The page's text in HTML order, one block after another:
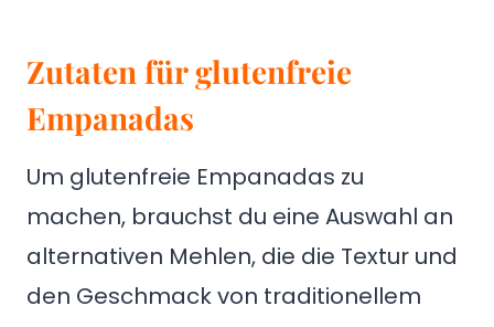
Zutaten für glutenfreie
Empanadas
Um glutenfreie Empanadas zu
machen, brauchst du eine Auswahl an
alternativen Mehlen, die die Textur und
den Geschmack von traditionellem